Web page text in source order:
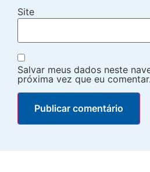
Site
Salvar meus dados neste
próxima vez que eu comentar.